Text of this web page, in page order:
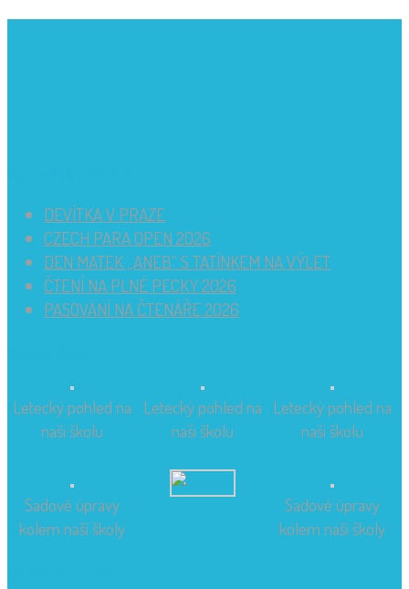
DEVÍTKA V PRAZE
CZECH PARA OPEN 2026
DEN MATEK „ANEB“ S TATÍNKEM NA VÝLET
ČTENÍ NA PLNÉ PECKY 2026
PASOVÁNÍ NA ČTENÁŘE 2026
Letecký pohled na
naši školu
Letecký pohled na
naši školu
Letecký pohled na
naši školu
Sadové úpravy
kolem naší školy
Sadové úpravy
kolem naší školy